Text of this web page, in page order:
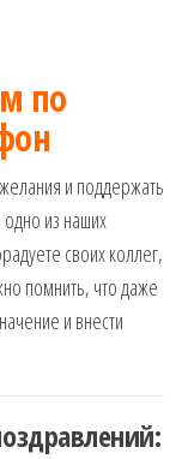
по
и поддержать
из наших
своих коллег,
помнить, что даже
и внести